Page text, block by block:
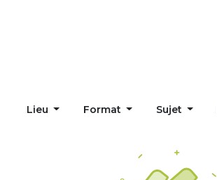
Lieu Format Sujet